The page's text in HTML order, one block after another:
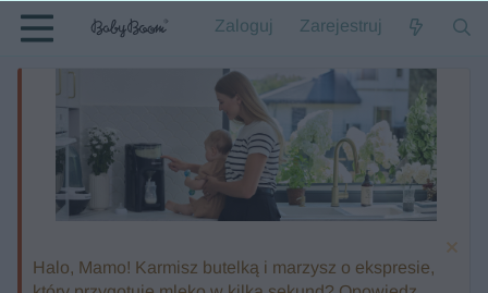
Zaloguj Zarejestruj
Halo, Mamo! Karmisz butelką i marzysz o ekspresie,